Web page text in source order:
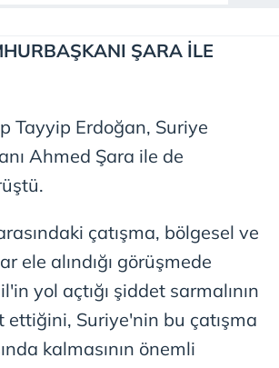
ŞARA İLE
Tayyip Erdoğan, Suriye
Ahmed Şara ile de
çatışma, bölgesel ve
ele alındığı görüşmede
yol açtığı şiddet sarmalının
ettiğini, Suriye'nin bu çatışma
kalmasının önemli